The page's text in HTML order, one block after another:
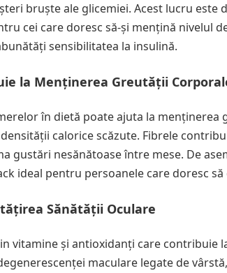
bruște ale glicemiei. Acest lucru
cei care doresc să-și mențină nivelul
sensibilitatea la insulină.
la Menținerea Greutății
în dietă poate ajuta la
calorice scăzute. Fibrele
gustări nesănătoase între mese. De
ideal pentru persoanele care doresc
Sănătății Oculare
vitamine și antioxidanți care contribuie
maculare legate de